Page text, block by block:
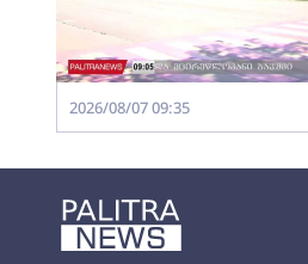
2026/08/07 09:35